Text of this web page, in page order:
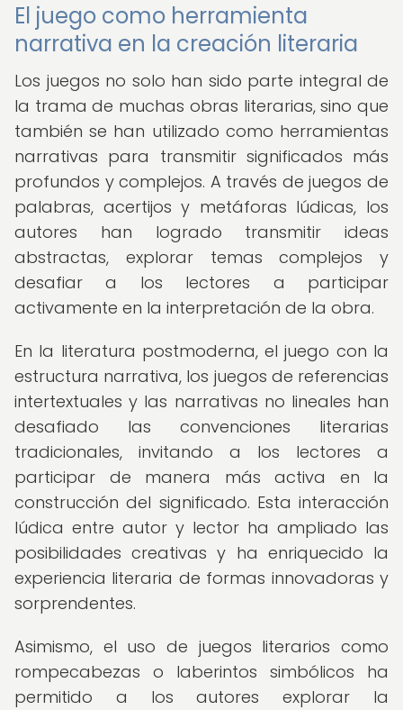
El juego como herramienta
narrativa en la creación literaria
Los juegos no solo han sido parte integral de
la trama de muchas obras literarias, sino que
también se han utilizado como herramientas
narrativas para transmitir significados más
profundos y complejos. A través de juegos de
palabras, acertijos y metáforas lúdicas, los
autores han logrado transmitir ideas
abstractas, explorar temas complejos y
desafiar a los lectores a participar
activamente en la interpretación de la obra.
En la literatura postmoderna, el juego con la
estructura narrativa, los juegos de referencias
intertextuales y las narrativas no lineales han
desafiado las convenciones literarias
tradicionales, invitando a los lectores a
participar de manera más activa en la
construcción del significado. Esta interacción
lúdica entre autor y lector ha ampliado las
posibilidades creativas y ha enriquecido la
experiencia literaria de formas innovadoras y
sorprendentes.
Asimismo, el uso de juegos literarios como
rompecabezas o laberintos simbólicos ha
permitido a los autores explorar la